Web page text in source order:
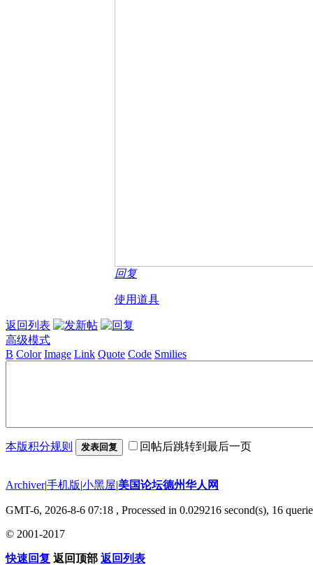
回复
使用道具
返回列表
高级模式
B Color Image Link Quote Code Smilies
本版积分规则 发表回复 回帖后跳转到最后一页
Archiver|手机版|小黑屋|美国论坛德州华人网
GMT-6, 2026-8-6 07:18 , Processed in 0.029216 second(s), 16
© 2001-2017
快速回复 返回顶部 返回列表